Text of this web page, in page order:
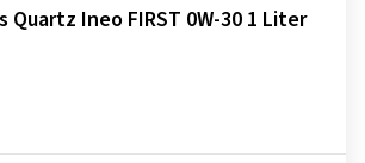
Quartz Ineo FIRST 0W-30 1 Liter